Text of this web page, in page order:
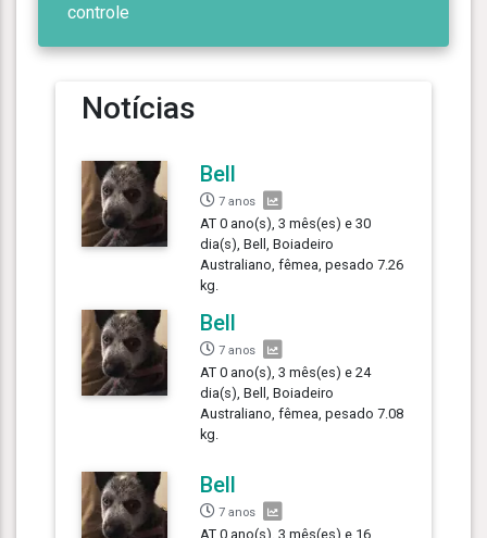
controle
Notícias
Bell
7 anos
AT 0 ano(s), 3 mês(es) e 30
dia(s), Bell, Boiadeiro
Australiano, fêmea, pesado 7.26
kg.
Bell
7 anos
AT 0 ano(s), 3 mês(es) e 24
dia(s), Bell, Boiadeiro
Australiano, fêmea, pesado 7.08
kg.
Bell
7 anos
AT 0 ano(s), 3 mês(es) e 16